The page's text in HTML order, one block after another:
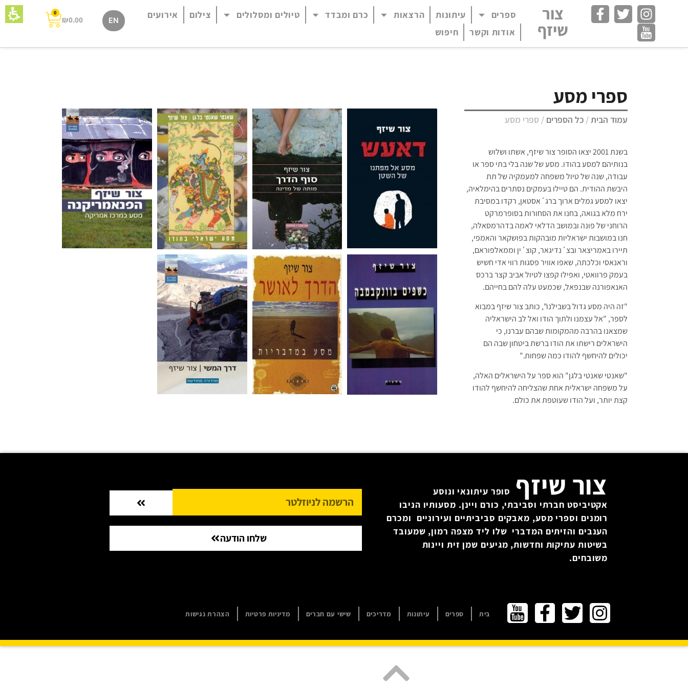
צור
שיזף
פתח תפריט במצב נגיש (התפריט יפתח בחלונית פופ-אפ)
ספרים עיתונות הרצאות כרם ומבדד טיולים ומסלולים צילום
אירועים
אודות וקשר
חיפוש
EN
₪0.00
0
ספרי מסע
עמוד הבית/ כל הספרים / ספרי מסע
בשנת 2001 יצאו הסופר צור שיזף, אשתו ושלוש
בנותיהם למסע בהודו. מסע של שנה בלי בתי ספר או
עבודה, שנה של טיול משפחה למעמקיה של תת
היבשת ההודית. הם טיילו בעמקים נסתרים בהימלאיה,
יצאו למסע גמלים ארוך ברג´אסטאן, רקדו במסיבת
ירח מלא בגואה, בחנו את הסחורות בסופרמרקט
הרוחני של פונה ובמושב הדלאי לאמה בדהרמסאלה,
חנו במושבות ישראליות מובהקות בפושקאר והאמפי,
תיירו באמריצאר ובצ´נדיגאר, קוצ´ין וממאלפוראם,
וראנאסי וכלכתה, שאפו אוויר פסגות רווי אדי חשיש
בעמק פרוואטי, ואפילו קפצו לטיול אביב קצר ברכס
האנאפורנה שבנפאל, שכמעט עלה להם בחייהם.
"זה היה מסע גדול בשבילנו", כותב צור שיזף במבוא
לספר, "אל עצמנו ולתוך הודו ואל לב הישראליה
שמצאנו בהרבה מהמקומות שבהם עברנו, כי
הישראלים רישתו את הודו ברשת ביטחון שבה הם
יכולים להיחשף להודו כמה שפחות."
"שאנטי שאנטי בלגן" הוא ספר על הישראלים האלה,
על משפחה ישראלית אחת שהצליחה להיחשף להודו
קצת יותר, ועל הודו שעוטפת את כולם.
צור שיזף סופר עיתונאי ונוסע
אקטיביסט חברתי וסביבתי, כורם ויינן. מסעותיו הניבו
רומנים וספרי מסע, מאבקים סביביתיים ועירוניים ומכרם
הענבים והזיתים המדברי שלו ליד מצפה רמון, שמעובד
בשיטות עתיקות וחדשות, מגיעים שמן זית ויינות
משובחים.
שלחו הודעה
בית ספרים עיתונות מדריכים שישי עם חברים מדיניות פרטיות הצהרת נגישות